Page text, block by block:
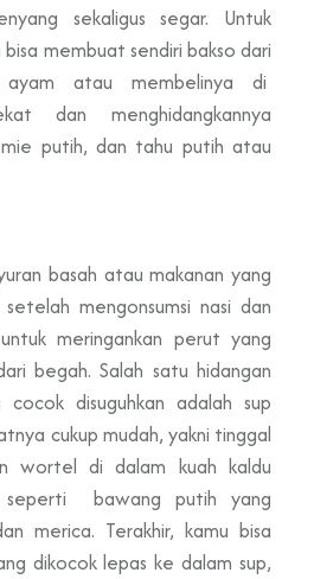
sekaligus segar. Untuk
membuat sendiri bakso dari
atau membelinya di
dan menghidangkannya
putih, dan tahu putih atau
basah atau makanan yang
mengonsumsi nasi dan
meringankan perut yang
begah. Salah satu hidangan
cocok disuguhkan adalah sup
cukup mudah, yakni tinggal
wortel di dalam kuah kaldu
seperti bawang putih yang
merica. Terakhir, kamu bisa
dikocok lepas ke dalam sup,